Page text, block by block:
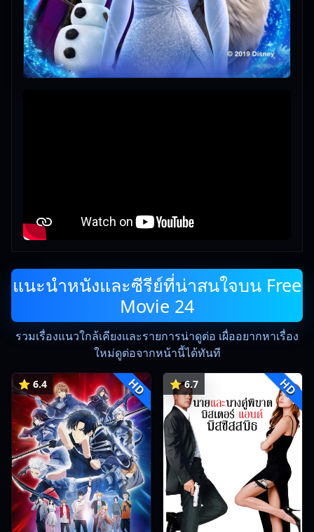
แนะนำหนังและซีรีย์ที่น่าสนใจบน Free
Movie 24
รวมเรื่องแนวใกล้เคียงและรายการน่าดูต่อ เผื่ออยากหาเรื่อง
ใหม่ดูต่อจากหน้านี้ได้ทันที
⭐ 6.4 HD ⭐ 6.7 HD